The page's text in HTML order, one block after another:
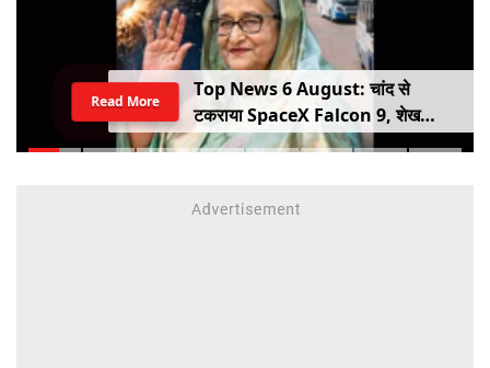
Top News 6 August: चांद से
टकराया SpaceX Falcon 9, शेख
हसीना की घर वापसी का ऐलान, MP में बस
Read More